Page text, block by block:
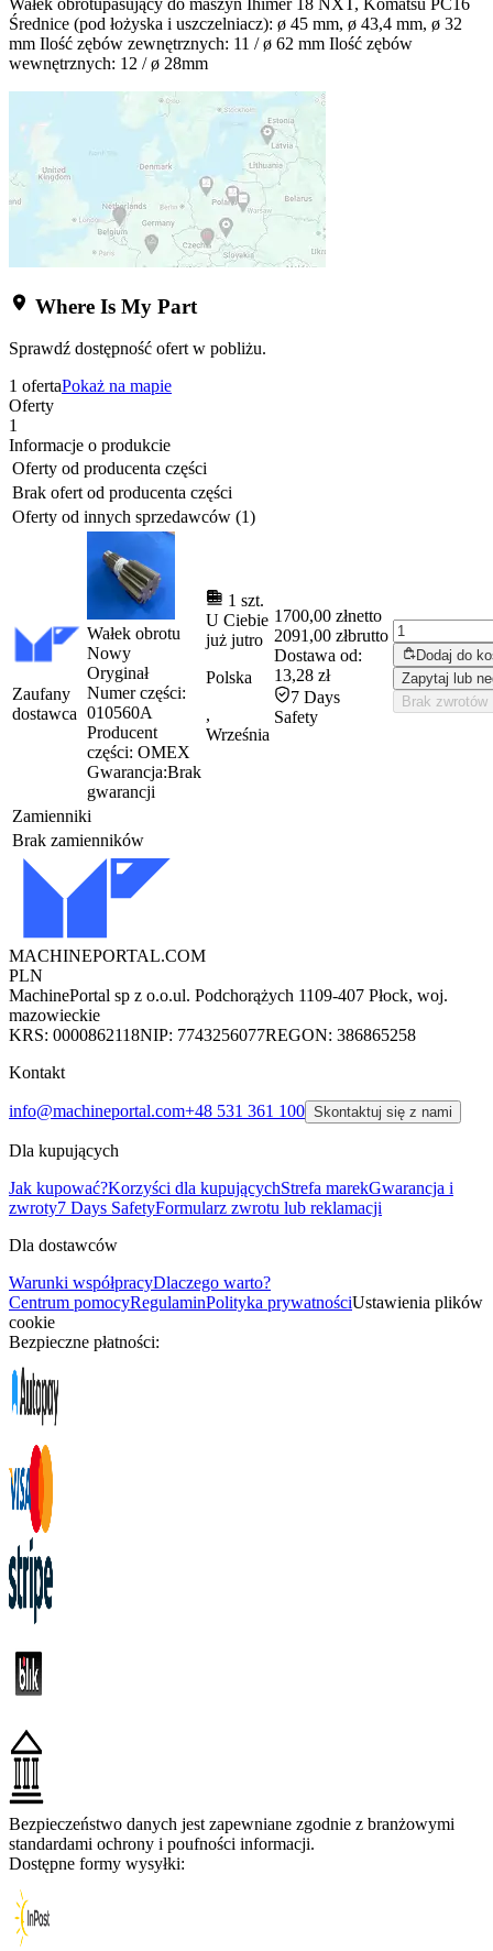
Średnice (pod łożyska i uszczelniacz): ø 45 mm, ø 43,4 mm, ø 32
mm Ilość zębów zewnętrznych: 11 / ø 62 mm Ilość zębów
wewnętrznych: 12 / ø 28mm
Where Is My Part
Sprawdź dostępność ofert w pobliżu.
1 ofertaPokaż na mapie
Oferty
1
Informacje o produkcie
Oferty od producenta części
Brak ofert od producenta części
Oferty od innych sprzedawców (1)
Zaufany
dostawca
Wałek obrotu
Nowy
Oryginał
Numer części:
010560A
Producent
części: OMEX
Gwarancja:Brak
gwarancji
1 szt.
U Ciebie
już jutro
Polska
,
Września
1700,00 złnetto
2091,00 złbrutto
Dostawa od:
13,28 zł
7 Days
Safety
Dodaj do
Zapytaj lub
Brak zwrotów
Zamienniki
Brak zamienników
MACHINEPORTAL.COM
PLN
MachinePortal sp z o.o.ul. Podchorążych 1109-407 Płock, woj.
mazowieckie
KRS: 0000862118NIP: 7743256077REGON: 386865258
Kontakt
info@machineportal.com+48 531 361 100 Skontaktuj się z nami
Dla kupujących
Jak kupować?Korzyści dla kupującychStrefa marekGwarancja i
zwroty7 Days SafetyFormularz zwrotu lub reklamacji
Dla dostawców
Warunki współpracyDlaczego warto?
Centrum pomocyRegulaminPolityka prywatnościUstawienia plików
cookie
Bezpieczne płatności:
Bezpieczeństwo danych jest zapewniane zgodnie z branżowymi
standardami ochrony i poufności informacji.
Dostępne formy wysyłki: